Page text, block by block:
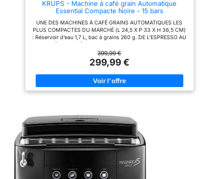
détartrage, pièces amovibles et
indicateurs, avec arrêt
d’énergie et mode veille CE
N’EST PAS JUSTE PARFAIT.
C’EST PERFETTO. Du café du
goûter, Magnifica S transforme
chaque gorgée en un moment
KRUPS - Machine à café grain Automatique
Essential Compacte Noire - 15 bars
UNE DES MACHINES À CAFÉ GRAINS AUTOMATIQUES LES
PLUS COMPACTES DU MARCHÉ (L 24,5 X P 33 X H 36,5 CM)
: Réservoir d’eau 1,7 L, bac à grains 260 g. DE L'ESPRESSO AU
CAFÉ ALLONGÉ : Les meilleurs arômes de vos grains
fraîchement moulus révélés à chaque tasse grace au contrôle
du broyage et de la température de Krups. INTERFACE
INTUITIVE : Commandes par boutons avec LED lumineuses
pour un usage fluide, simple et rapide au quotidien. BUSE
VAPEUR INTÉGRÉE : Réalisez chez vous des cappuccinos
onctueux avec une mousse parfaite. Facile à utiliser et à
ANS AU JUSTE PRIX : Produit réparable dans notre réseau de
6200 réparateurs dans le monde pour prolonger sa durée de
vie.
399,99 €
299,99 €